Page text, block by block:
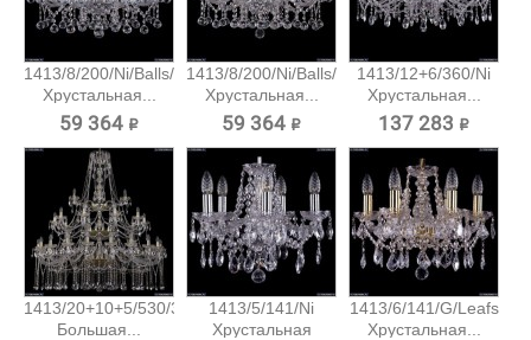
1413/8/200/Ni/Balls/SH4
Хрустальная...
59 364 ₽
1413/8/200/Ni/Balls/SH6
Хрустальная...
59 364 ₽
1413/12+6/360/Ni
Хрустальная...
137 283 ₽
1413/20+10+5/530/3d/G
Большая...
1413/5/141/Ni
Хрустальная
1413/6/141/G/Leafs
Хрустальная...